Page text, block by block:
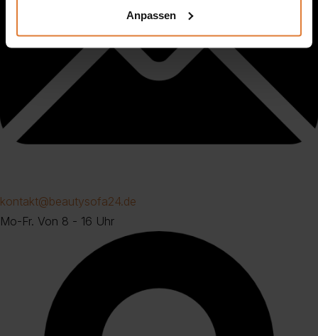
Anpassen
kontakt@beautysofa24.de
Mo-Fr. Von 8 - 16 Uhr